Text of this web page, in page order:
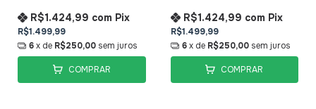
R$1.499,99
R$1.424,99 com Pix
6x de R$250,00 sem juros
COMPRAR
R$1.499,99
R$1.424,99 com Pix
6 x de R$250,00 sem juros
COMPRAR